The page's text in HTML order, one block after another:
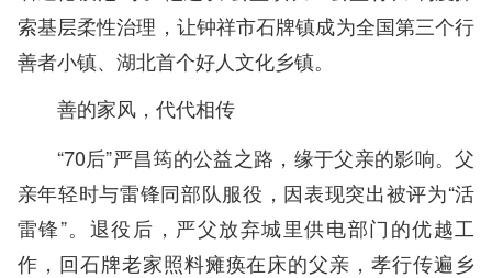
索基层柔性治理，让钟祥市石牌镇成为全国第三个行
善者小镇、湖北首个好人文化乡镇。
善的家风，代代相传
“70后”严昌筠的公益之路，缘于父亲的影响。父
亲年轻时与雷锋同部队服役，因表现突出被评为“活
雷锋”。退役后，严父放弃城里供电部门的优越工
作，回石牌老家照料瘫痪在床的父亲，孝行传遍乡